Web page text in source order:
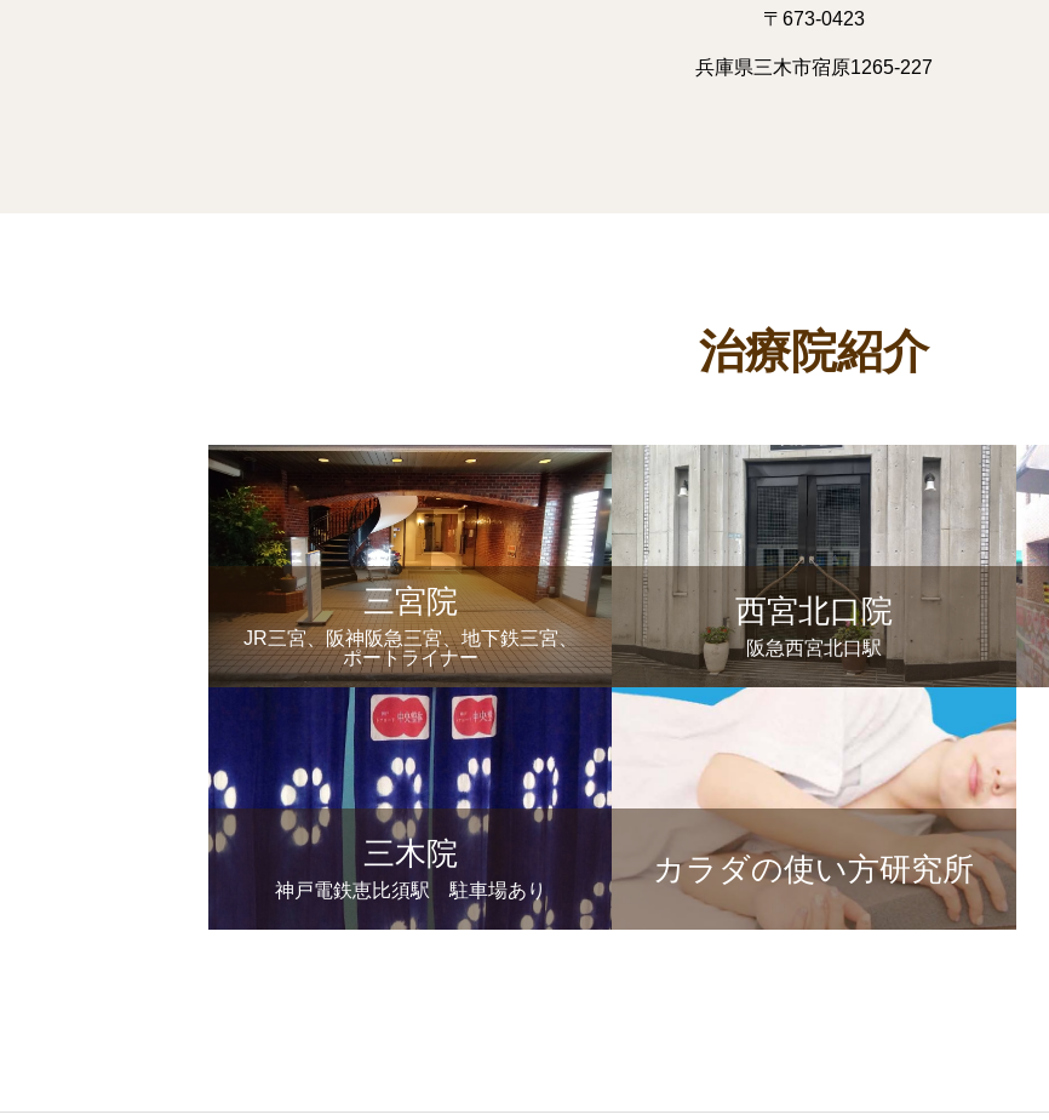
〒673-0423
兵庫県三木市宿原1265-227
治療院紹介
三宮院
JR三宮、阪神阪急三宮、地下鉄三宮、
ポートライナー
西宮北口院
阪急西宮北口駅
三木院
神戸電鉄恵比須駅 駐車場あり
カラダの使い方研究所